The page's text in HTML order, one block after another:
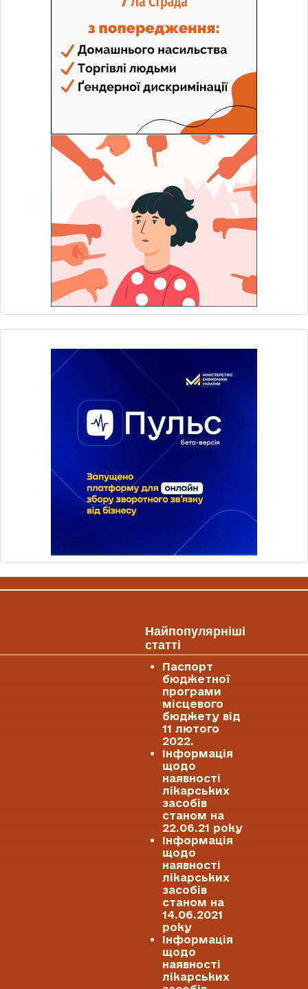
Найпопулярніші
статті
Паспорт
бюджетної
програми
місцевого
бюджету від
11 лютого
2022.
Інформація
щодо
наявності
лікарських
засобів
станом на
22.06.21 року
Інформація
щодо
наявності
лікарських
засобів
станом на
14.06.2021
року
Інформація
щодо
наявності
лікарських